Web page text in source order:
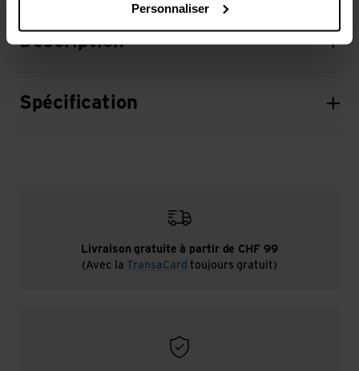
Personnaliser
Description
Spécification
Livraison gratuite à partir de CHF 99
(Avec la TransaCard toujours gratuit)